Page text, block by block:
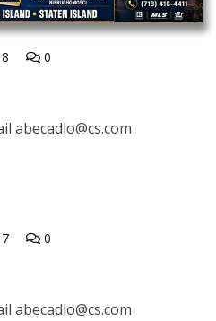
0
abecadlo@cs.com
0
abecadlo@cs.com